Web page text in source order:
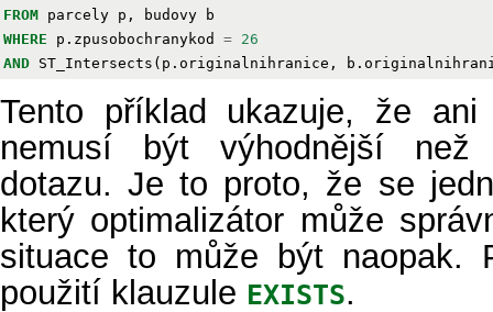
FROM parcely p , budovy
b
WHERE
p . zpusobochranykod = 26
AND ST_Intersects ( p . originalnihranice , b .
Tento příklad ukazuje, že
nemusí být výhodnější než
dotazu. Je to proto, že se
který optimalizátor může
situace to může být naopak.
použití klauzule EXISTS.